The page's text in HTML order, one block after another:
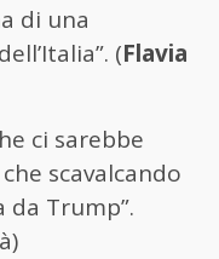
di una
(Flavia
ci sarebbe
scavalcando
Trump”.